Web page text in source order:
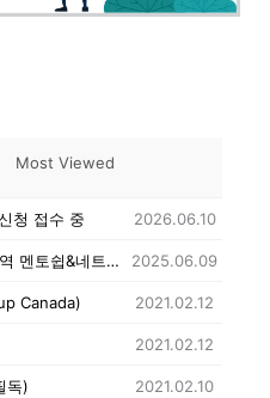
Most Viewed
청 접수 중 2026.06.10
2025년 차세대 한인 참업/무역 멘토쉽&네트워킹 행사 참가자 조별 멘토& 멘티 명단 2025.06.09
Canada) 2021.02.12
2021.02.12
독) 2021.02.10